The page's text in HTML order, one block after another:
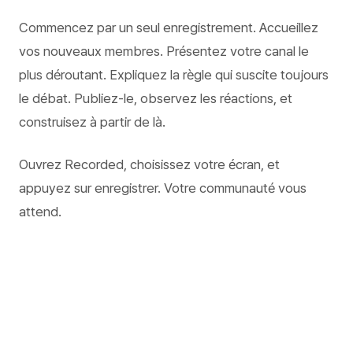
Commencez par un seul enregistrement. Accueillez
vos nouveaux membres. Présentez votre canal le
plus déroutant. Expliquez la règle qui suscite toujours
le débat. Publiez-le, observez les réactions, et
construisez à partir de là.
Ouvrez Recorded, choisissez votre écran, et
appuyez sur enregistrer. Votre communauté vous
attend.